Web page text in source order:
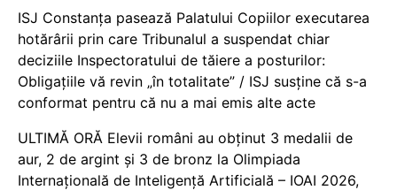
ISJ Constanța pasează Palatului Copiilor executarea
hotărârii prin care Tribunalul a suspendat chiar
deciziile Inspectoratului de tăiere a posturilor:
Obligațiile vă revin „în totalitate” / ISJ susține că s-a
conformat pentru că nu a mai emis alte acte
ULTIMĂ ORĂ Elevii români au obținut 3 medalii de
aur, 2 de argint și 3 de bronz la Olimpiada
Internațională de Inteligență Artificială – IOAI 2026,